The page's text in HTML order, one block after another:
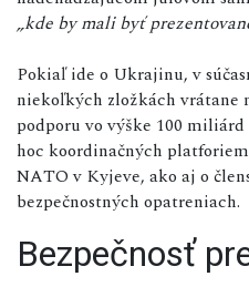
„kde by mali byť
Pokiaľ ide o Ukrajinu, v
niekoľkých zložkách vrátane
podporu vo výške 100
hoc koordinačných
NATO v Kyjeve, ako aj o
bezpečnostných opatreniach.
Bezpečnosť